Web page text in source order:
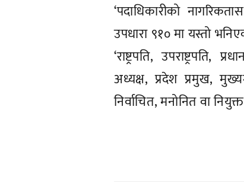
‘पदाधिकारीको
उपधारा ९१० मा यस्तो
‘राष्ट्रपति, उपराष्ट्रपति,
अध्यक्ष, प्रदेश प्रमुख,
निर्वाचित, मनोनित वा